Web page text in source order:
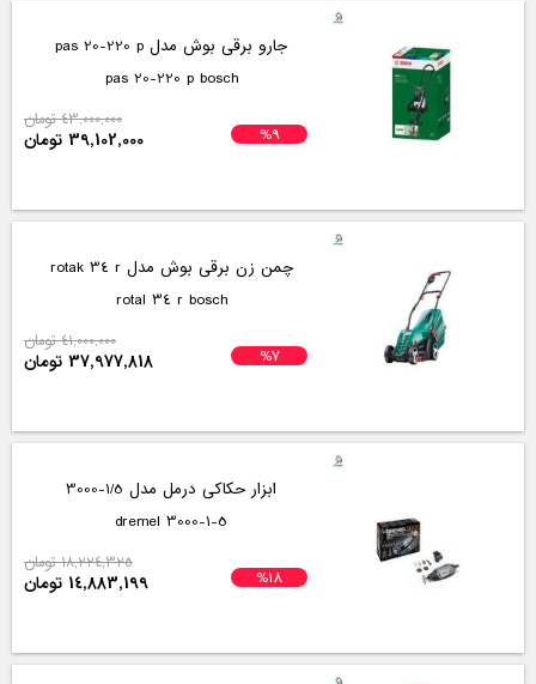
جارو برقی بوش مدل pas 20-220 p
pas 20-220 p bosch
%9
43,000,000 تومان
39,102,000 تومان
چمن زن برقی بوش مدل rotak 34 r
rotal 34 r bosch
%7
41,000,000 تومان
37,977,818 تومان
ابزار حکاکی درمل مدل 1/5-3000
3000-1-5 dremel
%18
18,224,325 تومان
14,883,199 تومان